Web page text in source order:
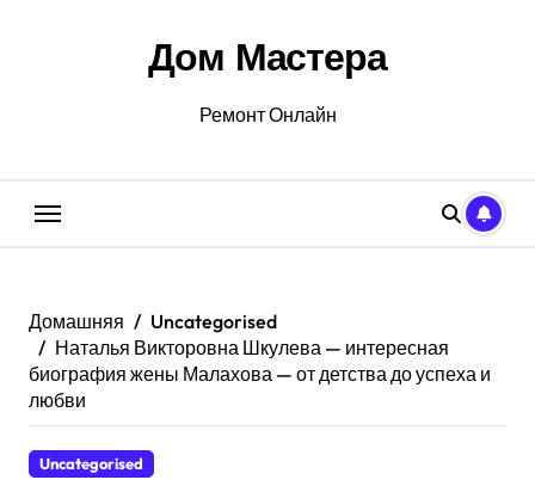
Дом Мастера
Ремонт Онлайн
Домашняя
Uncategorised
Наталья Викторовна Шкулева — интересная
биография жены Малахова — от детства до успеха и
любви
Uncategorised